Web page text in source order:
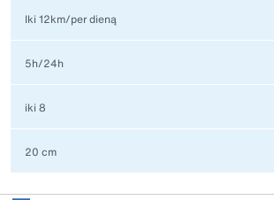
Iki 12km/per dieną
5h/24h
iki 8
20 cm